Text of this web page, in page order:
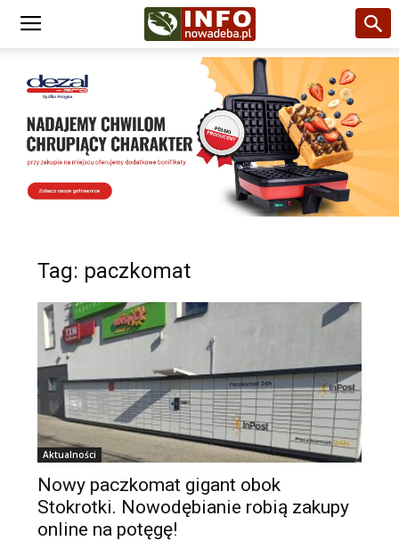
Tag: paczkomat
Aktualności
Nowy paczkomat gigant obok
Stokrotki. Nowodębianie robią zakupy
online na potęgę!